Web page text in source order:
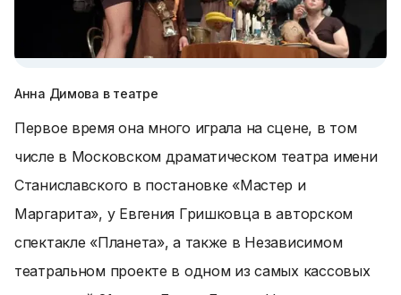
Анна Димова в театре
Первое время она много играла на сцене, в том
числе в Московском драматическом театра имени
Станиславского в постановке «Мастер и
Маргарита», у Евгения Гришковца в авторском
спектакле «Планета», а также в Независимом
театральном проекте в одном из самых кассовых